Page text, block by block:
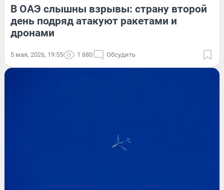
В ОАЭ слышны взрывы: страну второй
день подряд атакуют ракетами и
дронами
5 мая, 2026, 19:55 1 880 Обсудить